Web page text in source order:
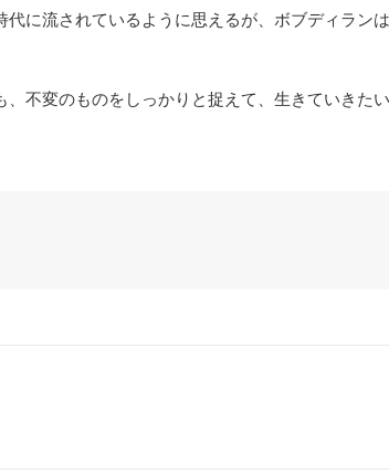
代に流されているように思えるが、ボブディラン
不変のものをしっかりと捉えて、生きていきた